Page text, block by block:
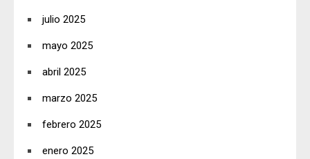
julio 2025
mayo 2025
abril 2025
marzo 2025
febrero 2025
enero 2025